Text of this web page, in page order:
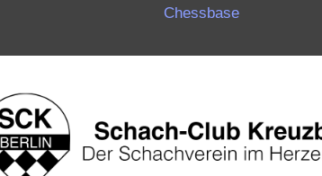
Chessbase